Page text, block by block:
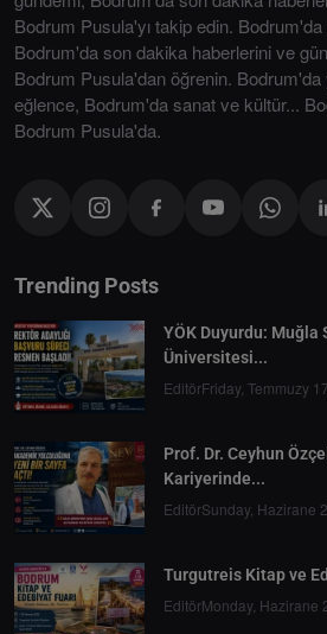
Bodrum Pusula'yı takip edin.
Bodrum'da son dakika haberlerini ve
Bodrum Pusula'dan öğrenin.
eğlence, Bodrum'da sanat ve kültür...
Bodrum Pusula'da.
Trending Posts
YÖK Duyurdu: Muğla
Üniversitesi...
EditörFriday, Temmuzy
Prof. Dr. Ceyhun
Kariyerinde...
EditörSunday, Hazirane
Turgutreis Kitap ve
EditörMonday, Hazirane